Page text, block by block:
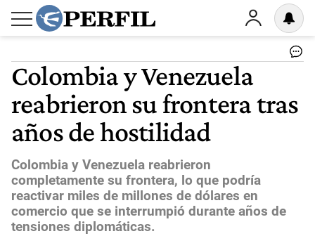
Colombia y Venezuela
reabrieron su frontera tras
años de hostilidad
Colombia y Venezuela reabrieron
completamente su frontera, lo que podría
reactivar miles de millones de dólares en
comercio que se interrumpió durante años de
tensiones diplomáticas.